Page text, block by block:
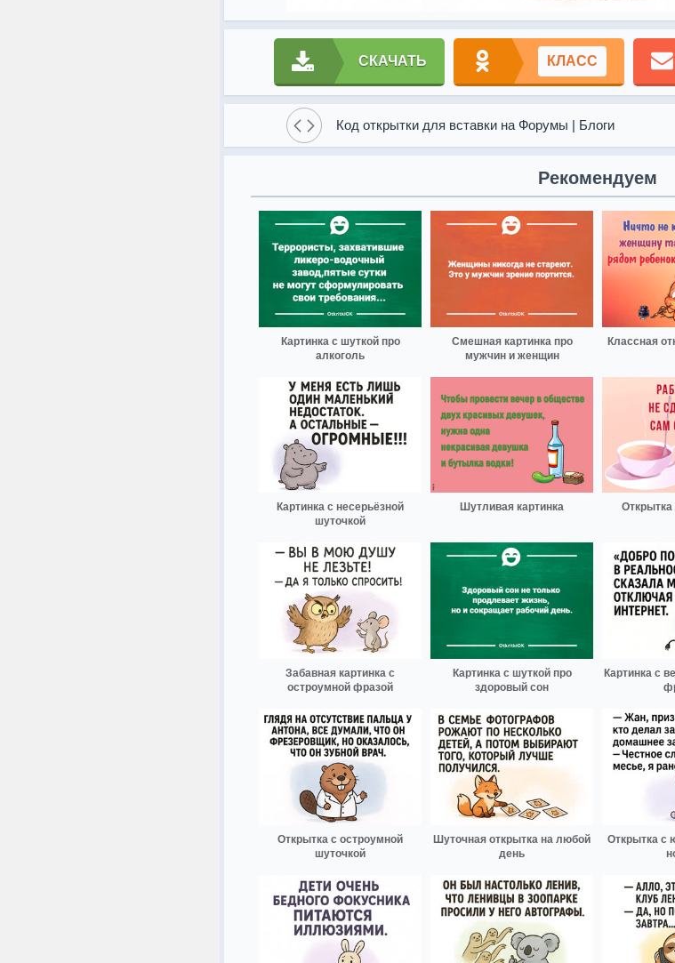
СКАЧАТЬ КЛАСС
Код открытки для вставки на Форумы | Блоги
Рекомендуем
Картинка с шуткой про
алкоголь
Смешная картинка про
мужчин и женщин
Классная
Картинка с несерьёзной
шуточкой
Шутливая картинка
Забавная картинка с
остроумной фразой
Картинка с шуткой про
здоровый сон
Картинка с
Открытка с остроумной
шуточкой
Шуточная открытка на любой
день
Открытка с